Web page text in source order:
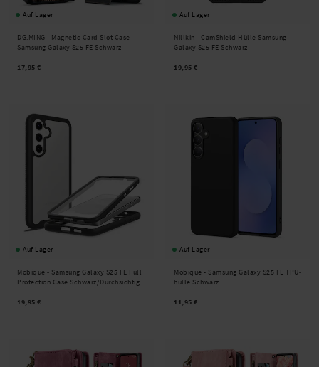
Auf Lager
DG.MING - Magnetic Card Slot Case
Samsung Galaxy S25 FE Schwarz
17,95 €
Auf Lager
Nillkin - CamShield Hülle Samsung
Galaxy S25 FE Schwarz
19,95 €
Auf Lager
Mobique - Samsung Galaxy S25 FE Full
Protection Case Schwarz/Durchsichtig
19,95 €
Auf Lager
Mobique - Samsung Galaxy S25 FE TPU-
hülle Schwarz
11,95 €